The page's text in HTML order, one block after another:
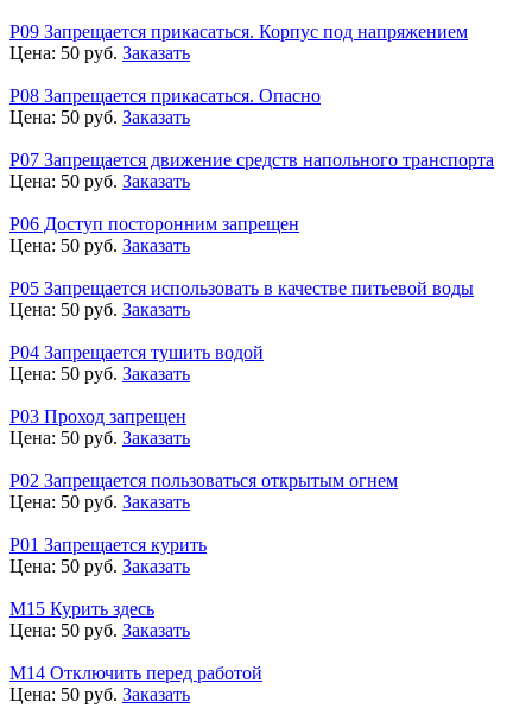
Р09 Запрещается прикасаться. Корпус под напряжением
Цена: 50 руб. Заказать
Р08 Запрещается прикасаться. Опасно
Цена: 50 руб. Заказать
Р07 Запрещается движение средств напольного транспорта
Цена: 50 руб. Заказать
Р06 Доступ посторонним запрещен
Цена: 50 руб. Заказать
Р05 Запрещается использовать в качестве питьевой воды
Цена: 50 руб. Заказать
Р04 Запрещается тушить водой
Цена: 50 руб. Заказать
Р03 Проход запрещен
Цена: 50 руб. Заказать
Р02 Запрещается пользоваться открытым огнем
Цена: 50 руб. Заказать
Р01 Запрещается курить
Цена: 50 руб. Заказать
М15 Курить здесь
Цена: 50 руб. Заказать
М14 Отключить перед работой
Цена: 50 руб. Заказать